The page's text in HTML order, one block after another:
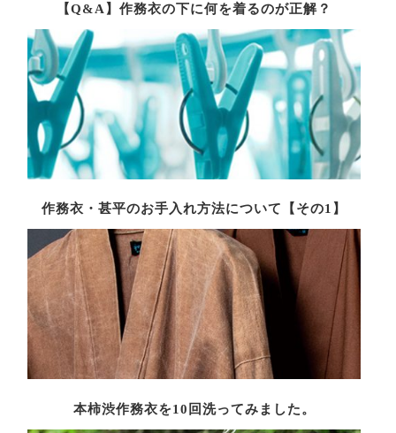
【Q&A】作務衣の下に何を着るのが正解？
作務衣・甚平のお手入れ方法について【その1】
本柿渋作務衣を10回洗ってみました。